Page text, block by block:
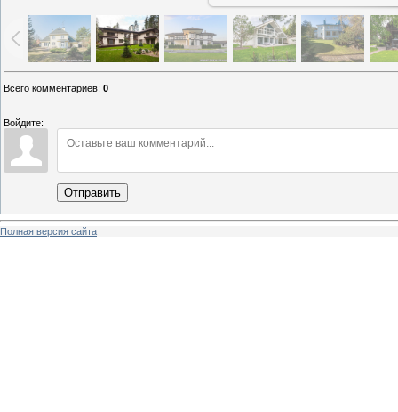
Всего комментариев: 0
Войдите:
Отправить
Полная версия сайта